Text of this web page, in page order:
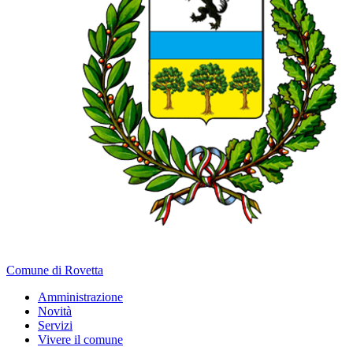
Comune di Rovetta
Amministrazione
Novità
Servizi
Vivere il comune